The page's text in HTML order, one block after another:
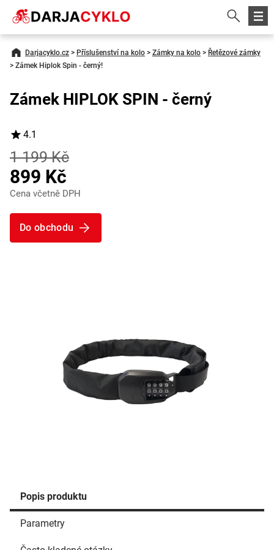
Darjacyklo.cz > Příslušenství na kolo > Zámky na kolo > Řetězové zámky
> Zámek Hiplok Spin - černý!
Popis produktu
Parametry
Zámek HIPLOK SPIN - černý
4.1
1 199 Kč
899 Kč
Cena včetně DPH
Do obchodu